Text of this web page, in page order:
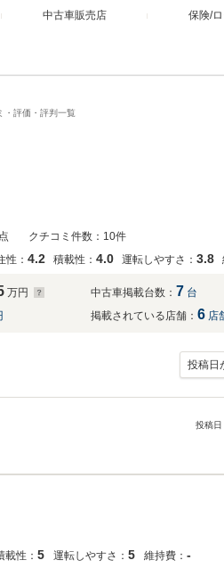
中古車販売店 保険/
・評価・評判一覧
点
クチコミ件数：10件
性： 4.2 積載性： 4.0 運転しやすさ： 3.8
万円 中古車掲載台数： 7 台
掲載されている店舗： 6 店
投稿日
載性： 5 運転しやすさ： 5 維持費： -